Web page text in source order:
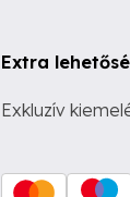
Extra
Exkluzív